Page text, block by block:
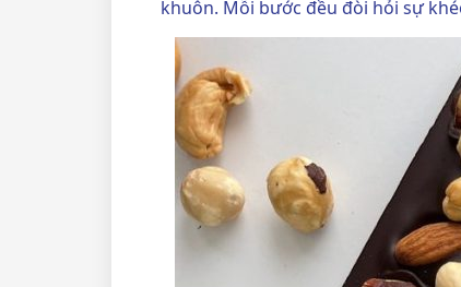
khuôn. Mỗi bước đều đòi hỏi sự